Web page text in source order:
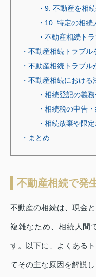
・9. 不動産を相
・10. 特定の相
・不動産相続ト
・不動産相続トラブ
・不動産相続トラブ
・不動産相続におけ
・相続登記の義
・相続税の申告
・相続放棄や限
・まとめ
不動産相続で発
不動産の相続は、現金
複雑なため、相続人間
す。以下に、よくある
てその主な原因を解説し